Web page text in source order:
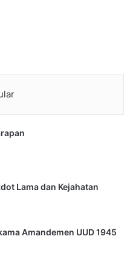
Lama dan Kejahatan
Amandemen UUD 1945